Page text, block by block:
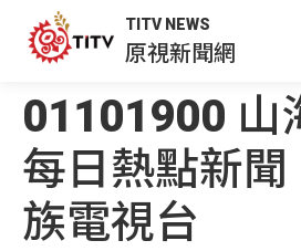
TITV NEWS
原視新聞網
01101900 山
每日熱點新聞
族電視台